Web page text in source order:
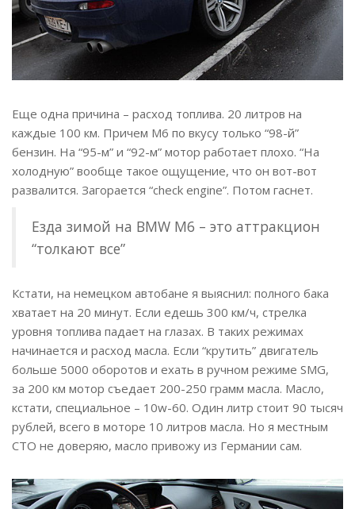
Еще одна причина – расход топлива. 20 литров на
каждые 100 км. Причем М6 по вкусу только “98-й”
бензин. На “95-м” и “92-м” мотор работает плохо. “На
холодную” вообще такое ощущение, что он вот-вот
развалится. Загорается “check engine”. Потом гаснет.
Езда зимой на BMW M6 – это аттракцион
“толкают все”
Кстати, на немецком автобане я выяснил: полного бака
хватает на 20 минут. Если едешь 300 км/ч, стрелка
уровня топлива падает на глазах. В таких режимах
начинается и расход масла. Если “крутить” двигатель
больше 5000 оборотов и ехать в ручном режиме SMG,
за 200 км мотор съедает 200-250 грамм масла. Масло,
кстати, специальное – 10w-60. Один литр стоит 90 тысяч
рублей, всего в моторе 10 литров масла. Но я местным
СТО не доверяю, масло привожу из Германии сам.